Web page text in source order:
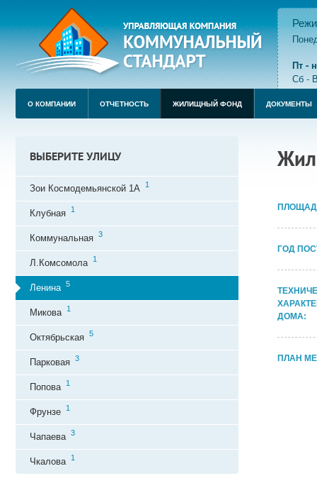
Пт -
Сб -
О КОМПАНИИ ОТЧЕТНОСТЬ ЖИЛИЩНЫЙ ФОНД ДОКУМЕНТЫ
ГОД
ДОМА:
ПЛАН
ВЫБЕРИТЕ УЛИЦУ
Зои Космодемьянской 1А 1
Клубная 1
Коммунальная 3
Л.Комсомола 1
Ленина 5
Микова 1
Октябрьская 5
Парковая 3
Попова 1
Фрунзе 1
Чапаева 3
Чкалова 1